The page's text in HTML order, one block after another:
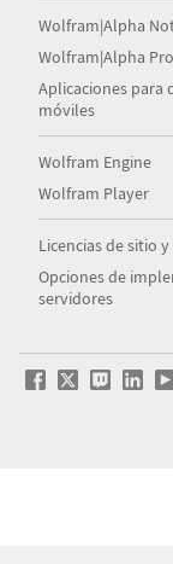
Wolfram|Alpha
Wolfram|Alpha Pro
Aplicaciones para
móviles
Wolfram Engine
Wolfram Player
Licencias de sitio
Opciones de
servidores